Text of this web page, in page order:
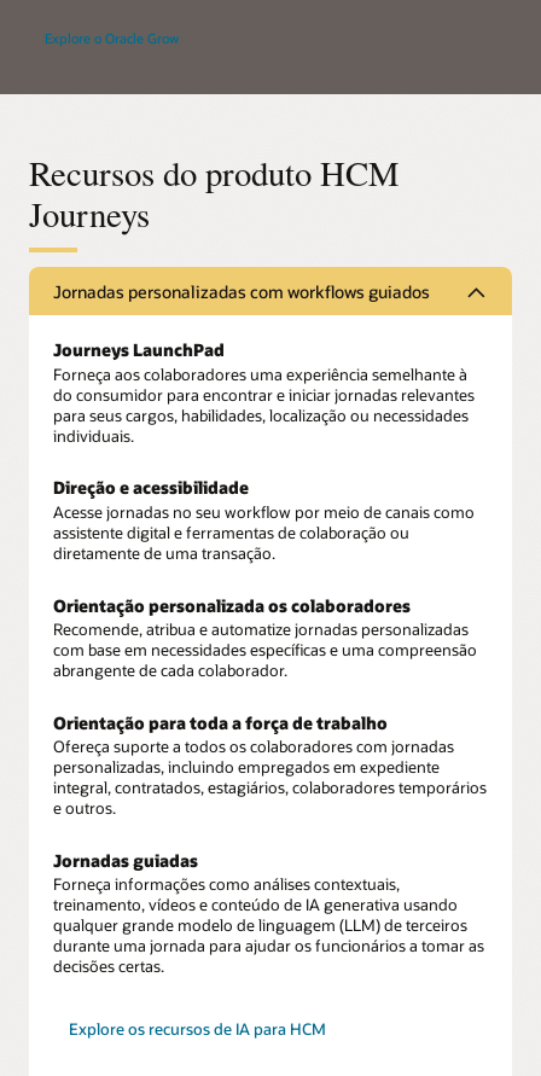
Explore o Oracle Grow
Recursos do produto HCM
Journeys
Jornadas personalizadas com workflows guiados
Journeys LaunchPad
Forneça aos colaboradores uma experiência semelhante à
do consumidor para encontrar e iniciar jornadas relevantes
para seus cargos, habilidades, localização ou necessidades
individuais.
Direção e acessibilidade
Acesse jornadas no seu workflow por meio de canais como
assistente digital e ferramentas de colaboração ou
diretamente de uma transação.
Orientação personalizada os colaboradores
Recomende, atribua e automatize jornadas personalizadas
com base em necessidades específicas e uma compreensão
abrangente de cada colaborador.
Orientação para toda a força de trabalho
Ofereça suporte a todos os colaboradores com jornadas
personalizadas, incluindo empregados em expediente
integral, contratados, estagiários, colaboradores temporários
e outros.
Jornadas guiadas
Forneça informações como análises contextuais,
treinamento, vídeos e conteúdo de IA generativa usando
qualquer grande modelo de linguagem (LLM) de terceiros
durante uma jornada para ajudar os funcionários a tomar as
decisões certas.
Explore os recursos de IA para HCM